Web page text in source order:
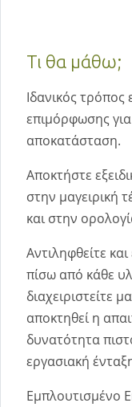
Τι θα μάθω;
Ιδανικός τρόπος
επιμόρφωσης
αποκατάσταση.
Αποκτήστε
στην μαγειρική
και στην
Αντιληφθείτε
πίσω από κάθε
διαχειριστείτε
αποκτηθεί η
δυνατότητα
εργασιακή
Εμπλουτισμένο